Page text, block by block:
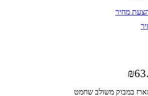
מחיר
₪
במבוק משולב שחמט